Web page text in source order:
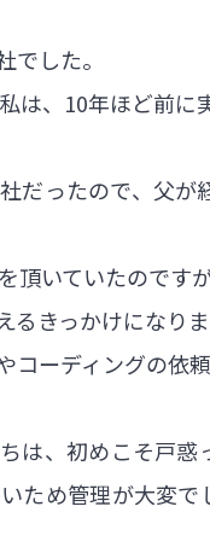
した。
は、10年ほど前に
だったので、父
いていたのです
きっかけになりま
ーディングの依
は、初めこそ戸
ため管理が大変